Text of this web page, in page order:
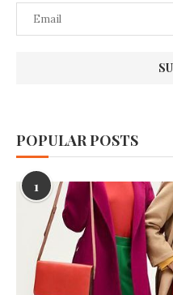
POPULAR POSTS
1